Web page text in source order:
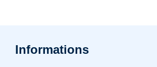
Informations